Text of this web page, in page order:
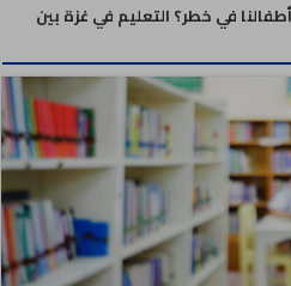
في خطر؟ التعليم في غزة بين